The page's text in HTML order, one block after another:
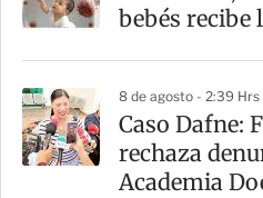
bebés recibe
8 de agosto - 2:39 Hrs
Caso Dafne:
rechaza
Academia